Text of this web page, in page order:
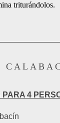
triturándolos.
PARA 4